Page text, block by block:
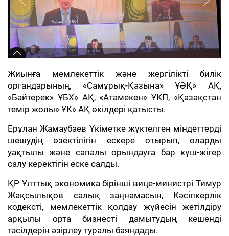
Жиынға мемлекеттік және жергілікті билік
органдарының, «Самұрық-Қазына» ҰӘҚ» АҚ,
«Бәйтерек» ҰБХ» АҚ, «Атамекен» ҰКП, «Қазақстан
темір жолы» ҰК» АҚ өкілдері қатысты.
Ерұлан Жамаубаев Үкіметке жүктелген міндеттерді
шешудің өзектілігін ескере отырып, оларды
уақтылы және сапалы орындауға бар күш-жігер
салу керектігін еске салды.
ҚР Ұлттық экономика бірінші вице-министрі Тимур
Жақсылықов салық заңнамасын, Кәсіпкерлік
кодексті, мемлекеттік қолдау жүйесін жетілдіру
арқылы орта бизнесті дамытудың кешенді
тәсілдерін әзірлеу туралы баяндады.